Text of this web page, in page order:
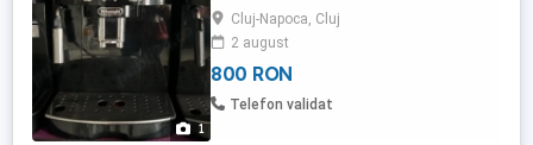
1
Cluj-Napoca, Cluj
2 august
800 RON
Telefon validat